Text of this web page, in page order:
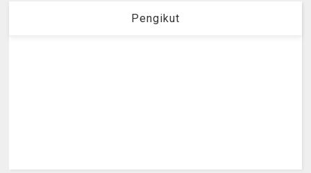
Pengikut